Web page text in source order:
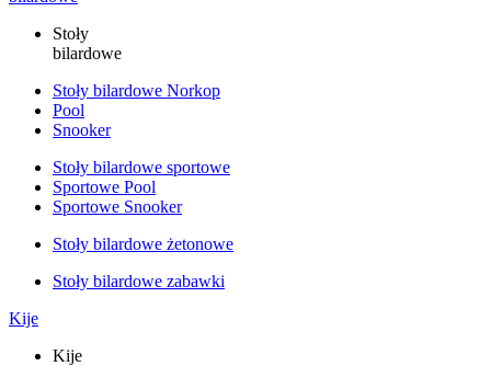
Stoły
bilardowe
Stoły bilardowe Norkop
Pool
Snooker
Stoły bilardowe sportowe
Sportowe Pool
Sportowe Snooker
Stoły bilardowe żetonowe
Stoły bilardowe zabawki
Kije
Kije